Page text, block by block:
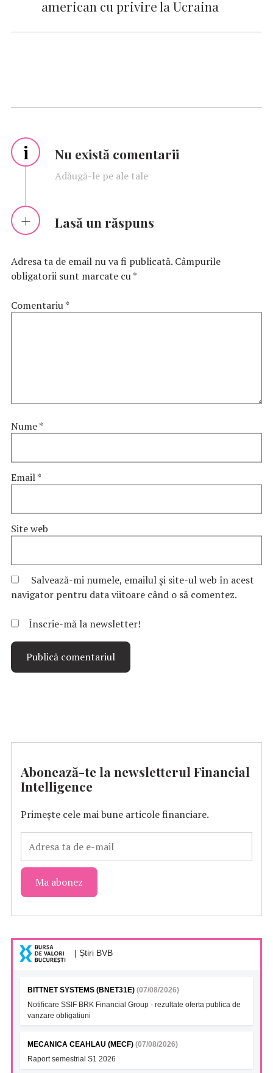
american cu privire la Ucraina
i Nu există comentarii
Adăugă-le pe ale tale
Lasă un răspuns
Adresa ta de email nu va fi publicată. Câmpurile
obligatorii sunt marcate cu*
Comentariu*
Nume*
Email*
Site web
Salvează-mi numele, emailul și site-ul web în acest
navigator pentru data viitoare când o să comentez.
Înscrie-mă la newsletter!
Abonează-te la newsletterul Financial
Intelligence
Primește cele mai bune articole financiare.
| Știri BVB
BITTNET SYSTEMS (BNET31E) (07/08/2026)
Notificare SSIF BRK Financial Group - rezultate oferta publica de
vanzare obligatiuni
MECANICA CEAHLAU (MECF) (07/08/2026)
Raport semestrial S1 2026